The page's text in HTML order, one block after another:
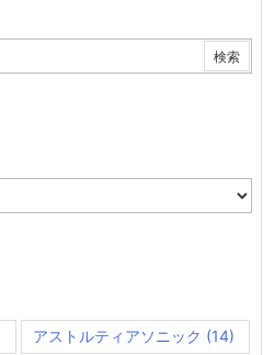
アストルティアソニック (14)